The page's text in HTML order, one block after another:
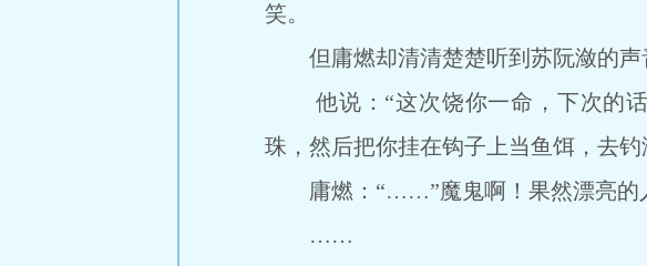
笑。
但庸燃却清清楚楚听到苏阮潋的声
他说：“这次饶你一命，下次的话
珠，然后把你挂在钩子上当鱼饵，去钓
庸燃：“……”魔鬼啊！果然漂亮的
……